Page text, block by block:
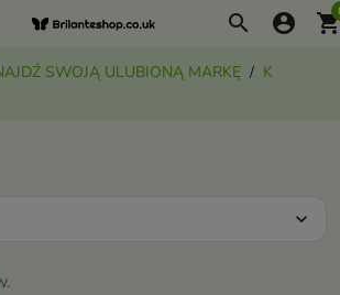
search account_circle
SWOJĄ ULUBIONĄ MARKĘ
K
expand_more